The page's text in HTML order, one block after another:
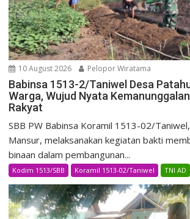
10 August 2026 Pelopor Wiratama
Babinsa 1513-2/Taniwel Desa
Warga, Wujud Nyata
Rakyat
SBB PW Babinsa Koramil 1513-02/
Mansur, melaksanakan kegiatan bakti
binaan dalam pembangunan...
Kodim 1513/SBB Koramil 1513-02/Taniwel TNI AD